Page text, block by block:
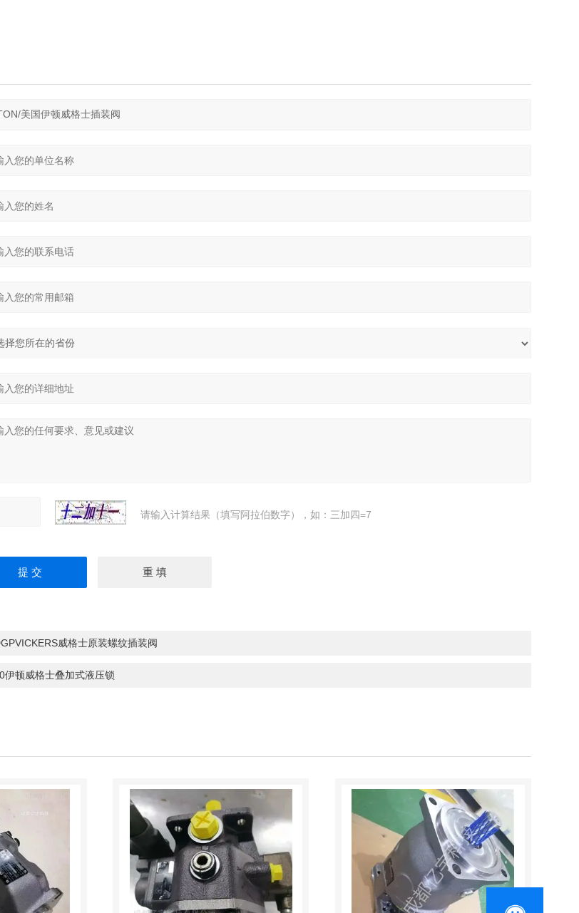
请输入计算结果（填写阿拉伯数字），如：三加四=7
威格士原装螺纹插装阀
伊顿威格士叠加式液压锁